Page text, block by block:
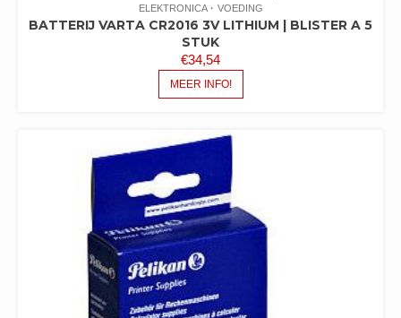
ELEKTRONICA
VOEDING
BATTERIJ VARTA CR2016 3V LITHIUM | BLISTER A 5
STUK
€34,54
MEER INFO!